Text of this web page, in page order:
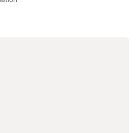
air-conditioned accommodation is